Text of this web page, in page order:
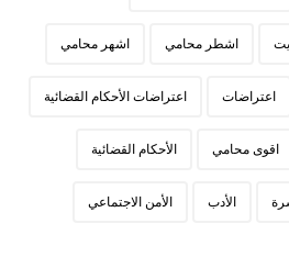
اشطر محامي اشهر محامي
اعتراضات اعتراضات الأحكام القضائية
اقوى محامي الأحكام القضائية
الأدب الأمن الاجتماعي